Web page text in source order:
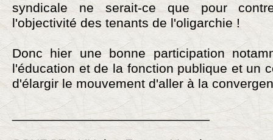
syndicale ne serait-ce que pour
l'objectivité des tenants de l'oligarchie !
Donc hier une bonne participation
l'éducation et de la fonction publique et un
d'élargir le mouvement d'aller à la